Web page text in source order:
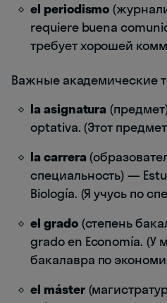
el periodismo
requiere buena
требует хорошей
Важные академические
la asignatura
optativa. (Этот
la carrera
специальность) —
Biología. (Я учусь по
el grado(степень
grado en Economía. (У
бакалавра по
el máster